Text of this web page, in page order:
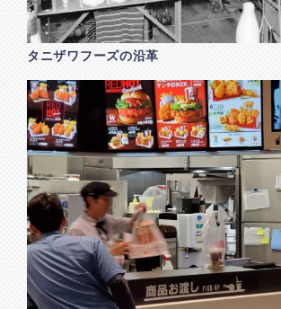
タニザワフーズの沿革